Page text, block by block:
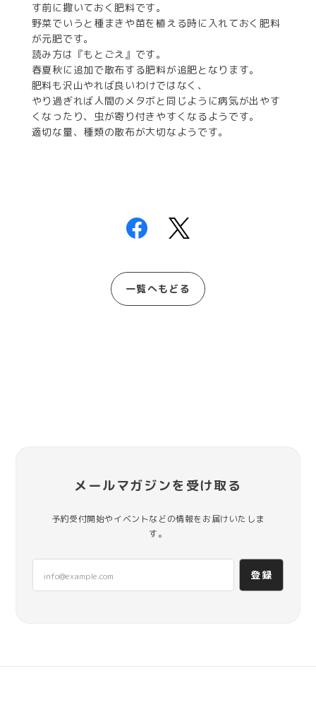
す前に撒いておく肥料です。
野菜でいうと種まきや苗を植える時に入れておく肥料
が元肥です。
読み方は『もとごえ』です。
春夏秋に追加で散布する肥料が追肥となります。
肥料も沢山やれば良いわけではなく、
やり過ぎれば人間のメタボと同じように病気が出やす
くなったり、虫が寄り付きやすくなるようです。
適切な量、種類の散布が大切なようです。
一覧へもどる
メールマガジンを受け取る
予約受付開始やイベントなどの情報をお届けいたしま
す。
登録